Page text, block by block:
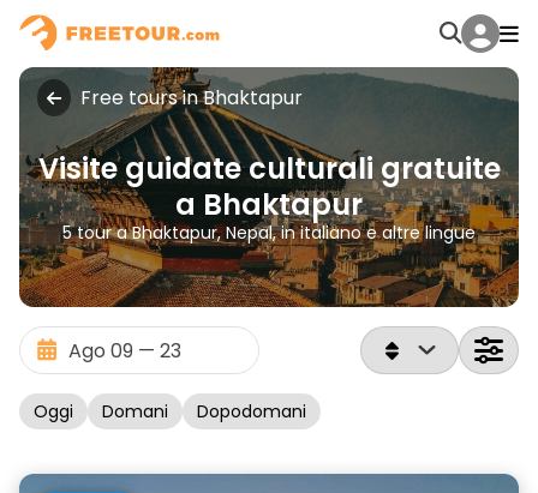
Free tours in Bhaktapur
Visite guidate culturali gratuite
a Bhaktapur
5 tour a Bhaktapur, Nepal, in italiano e altre lingue
Oggi Domani Dopodomani